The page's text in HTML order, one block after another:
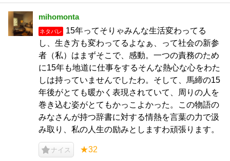
mihomonta
ネタバレ
15年ってそりゃみんな生活変わってる
し、生き方も変わってるよなぁ、って社会の新参
者（私）はまずそこで、感動。一つの責務のため
に15年も地道に仕事をするそんな熱心な心をわた
しは持っていませんでしたわ。そして、馬締の15
年後がとても暖かく表現されていて、周りの人を
巻き込む姿がとてもかっこよかった。この物語の
みなさんが持つ辞書に対する情熱を言葉の力で汲
み取り、私の人生の励みとしますわ頑張ります。
ナイス ★32